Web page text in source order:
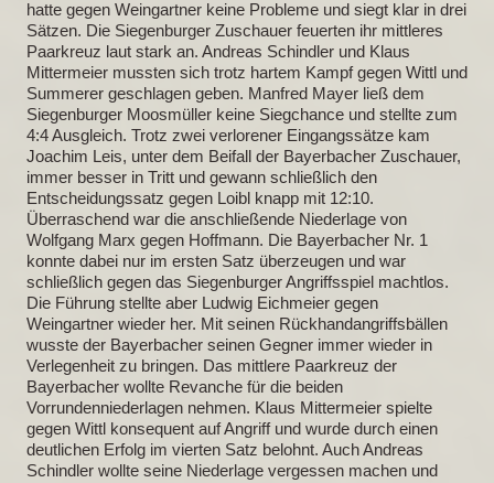
hatte gegen Weingartner keine Probleme und siegt klar in drei
Sätzen. Die Siegenburger Zuschauer feuerten ihr mittleres
Paarkreuz laut stark an. Andreas Schindler und Klaus
Mittermeier mussten sich trotz hartem Kampf gegen Wittl und
Summerer geschlagen geben. Manfred Mayer ließ dem
Siegenburger Moosmüller keine Siegchance und stellte zum
4:4 Ausgleich. Trotz zwei verlorener Eingangssätze kam
Joachim Leis, unter dem Beifall der Bayerbacher Zuschauer,
immer besser in Tritt und gewann schließlich den
Entscheidungssatz gegen Loibl knapp mit 12:10.
Überraschend war die anschließende Niederlage von
Wolfgang Marx gegen Hoffmann. Die Bayerbacher Nr. 1
konnte dabei nur im ersten Satz überzeugen und war
schließlich gegen das Siegenburger Angriffsspiel machtlos.
Die Führung stellte aber Ludwig Eichmeier gegen
Weingartner wieder her. Mit seinen Rückhandangriffsbällen
wusste der Bayerbacher seinen Gegner immer wieder in
Verlegenheit zu bringen. Das mittlere Paarkreuz der
Bayerbacher wollte Revanche für die beiden
Vorrundenniederlagen nehmen. Klaus Mittermeier spielte
gegen Wittl konsequent auf Angriff und wurde durch einen
deutlichen Erfolg im vierten Satz belohnt. Auch Andreas
Schindler wollte seine Niederlage vergessen machen und